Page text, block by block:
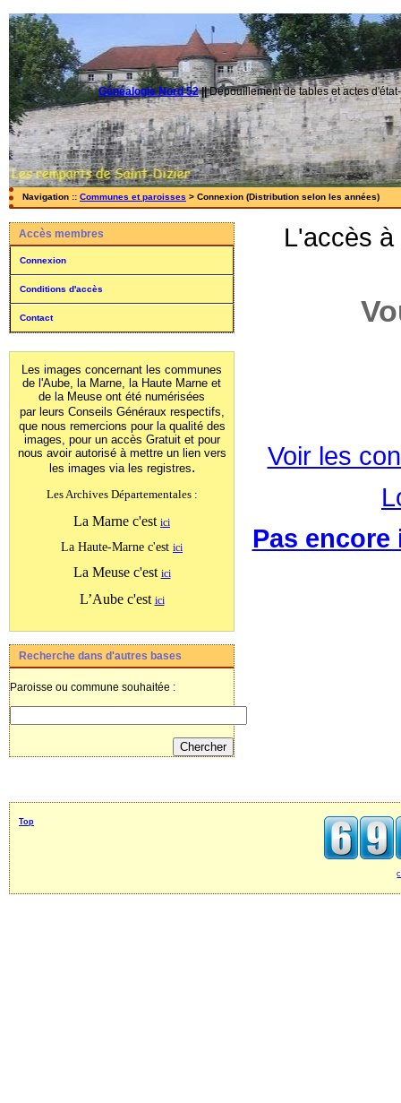
Généalogie Nord 52||Dépouillement de tables et actes
Navigation :: Communes et paroisses > Connexion (Distribution selon les années)
Accès membres
Connexion
Conditions d'accès
Contact
Les images concernant les communes
de l'Aube, la Marne, la Haute Marne et
de la Meuse ont été numérisées
par leurs Conseils Généraux respectifs,
que nous remercions pour la qualité des
images, pour un accès Gratuit et pour
nous avoir autorisé à mettre un lien vers
les images via les registres.
Les Archives Départementales :
La Marne c'est ici
La Haute-Marne c'est ici
La Meuse c'est ici
L’Aube c'est ici
Recherche dans d'autres bases
Paroisse ou commune souhaitée :
L'accès
Voir les
Pas
Top